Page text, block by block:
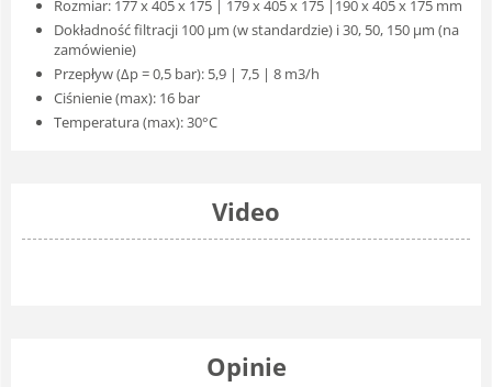
Rozmiar: 177 x 405 x 175 | 179 x 405 x 175 |190 x 405 x 175 mm
Dokładność filtracji 100 μm (w standardzie) i 30, 50, 150 μm (na
zamówienie)
Przepływ (Δp = 0,5 bar): 5,9 | 7,5 | 8 m3/h
Ciśnienie (max): 16 bar
Temperatura (max): 30°C
Video
Opinie